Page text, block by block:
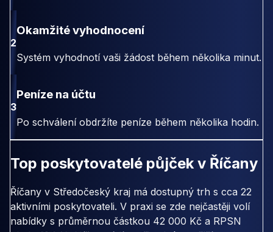
2
Okamžité vyhodnocení
Systém vyhodnotí vaši žádost během několika minut.
3
Peníze na účtu
Po schválení obdržíte peníze během několika hodin.
Top poskytovatelé půjček v Říčany
Říčany v Středočeský kraj má dostupný trh s cca 22
aktivními poskytovateli. V praxi se zde nejčastěji volí
nabídky s průměrnou částkou 42 000 Kč a RPSN